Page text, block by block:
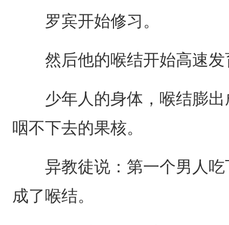
罗宾开始修习。
然后他的喉结开始高速发
少年人的身体，喉结膨出
咽不下去的果核。
异教徒说：第一个男人吃
成了喉结。